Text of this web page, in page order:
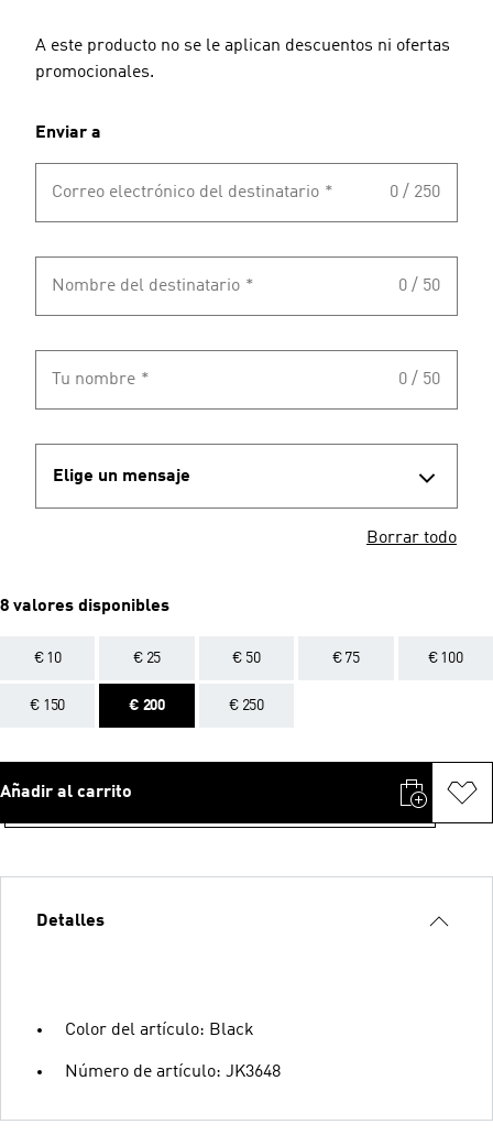
A este producto no se le aplican descuentos ni ofertas
promocionales.
Enviar a
Correo electrónico del destinatario * 0 / 250
Nombre del destinatario * 0 / 50
Tu nombre * 0 / 50
Elige un mensaje
Borrar todo
8 valores disponibles
€ 10 € 25 € 50 € 75 € 100
€ 150 € 200 € 250
Añadir al carrito
Detalles
Color del artículo: Black
Número de artículo: JK3648